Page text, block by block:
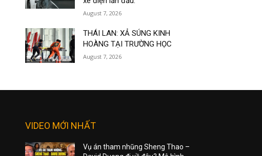
August 7, 2026
THÁI LAN: XẢ SÚNG KINH
HOÀNG TẠI TRƯỜNG HỌC
August 7, 2026
VIDEO MỚI NHẤT
Vụ án tham nhũng Sheng Thao –